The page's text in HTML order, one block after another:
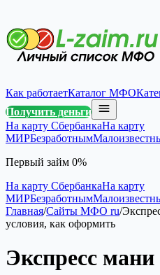
Как работаетКаталог МФО
Получить деньги
На карту СбербанкаНа карту
МИРБезработным
Первый займ 0%
На карту СбербанкаНа карту
МИРБезработным
Главная/Сайты МФО ru/
условия, как оформить
Экспресс